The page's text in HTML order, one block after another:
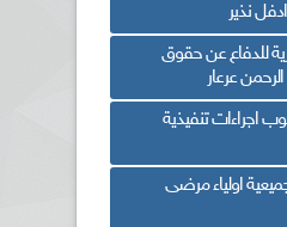
نذير
للدفاع عن حقوق
عرعار
اجراءات تنفيذية
اولياء مرضى